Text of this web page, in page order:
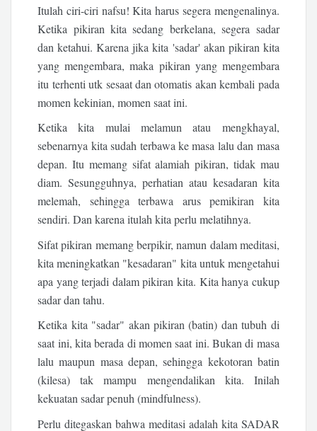
Itulah ciri-ciri nafsu! Kita harus segera mengenalinya.
Ketika pikiran kita sedang berkelana, segera sadar
dan ketahui. Karena jika kita 'sadar' akan pikiran kita
yang mengembara, maka pikiran yang mengembara
itu terhenti utk sesaat dan otomatis akan kembali pada
momen kekinian, momen saat ini.
Ketika kita mulai melamun atau mengkhayal,
sebenarnya kita sudah terbawa ke masa lalu dan masa
depan. Itu memang sifat alamiah pikiran, tidak mau
diam. Sesungguhnya, perhatian atau kesadaran kita
melemah, sehingga terbawa arus pemikiran kita
sendiri. Dan karena itulah kita perlu melatihnya.
Sifat pikiran memang berpikir, namun dalam meditasi,
kita meningkatkan "kesadaran" kita untuk mengetahui
apa yang terjadi dalam pikiran kita. Kita hanya cukup
sadar dan tahu.
Ketika kita "sadar" akan pikiran (batin) dan tubuh di
saat ini, kita berada di momen saat ini. Bukan di masa
lalu maupun masa depan, sehingga kekotoran batin
(kilesa) tak mampu mengendalikan kita. Inilah
kekuatan sadar penuh (mindfulness).
Perlu ditegaskan bahwa meditasi adalah kita SADAR